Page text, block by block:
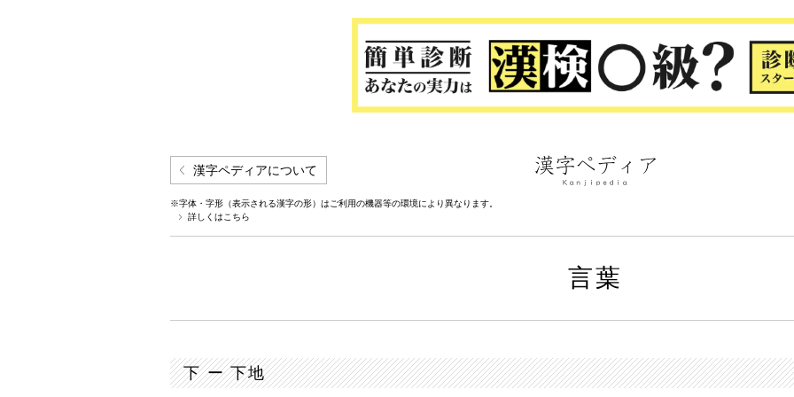
漢字ペディアについて
※字体・字形（表示される漢字の形）はご利用の機器等の環境により異なります。
詳しくはこちら
言葉
下 ー 下地